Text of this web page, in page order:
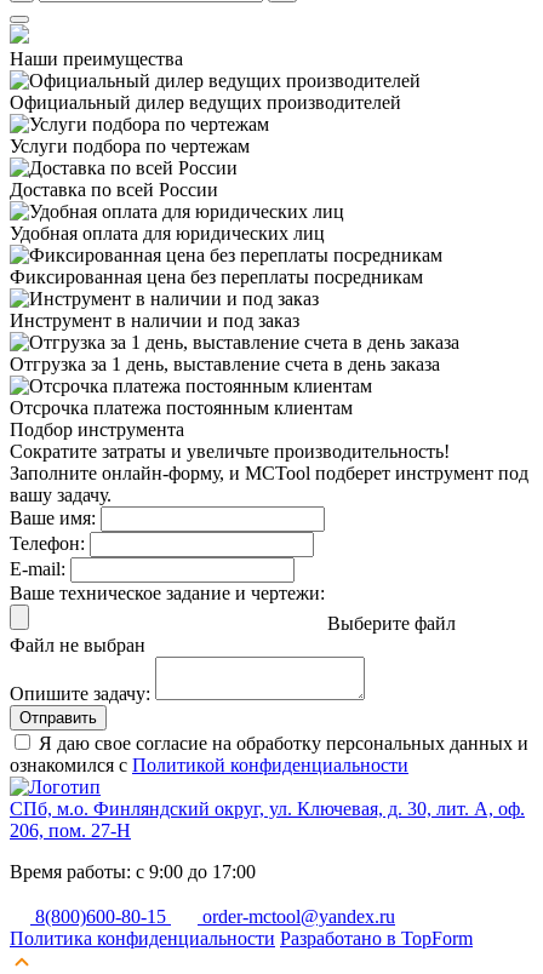
Наши преимущества
Официальный дилер ведущих производителей
Услуги подбора по чертежам
Доставка по всей России
Удобная оплата для юридических лиц
Фиксированная цена без переплаты посредникам
Инструмент в наличии и под заказ
Отгрузка за 1 день, выставление счета в день заказа
Отсрочка платежа постоянным клиентам
Подбор инструмента
Сократите затраты и увеличьте производительность!
Заполните онлайн-форму, и MCTool подберет инструмент под
вашу задачу.
Ваше имя:
Телефон:
E-mail:
Ваше техническое задание и чертежи:
Выберите файл
Файл не выбран
Опишите задачу:
Отправить
Я даю свое согласие на обработку персональных данных и
ознакомился с Политикой конфиденциальности
СПб, м.о. Финляндский округ, ул. Ключевая, д. 30, лит. А, оф.
206, пом. 27-Н
Время работы: с 9:00 до 17:00
8(800)600-80-15
order-mctool@yandex.ru
Политика конфиденциальности Разработано в TopForm